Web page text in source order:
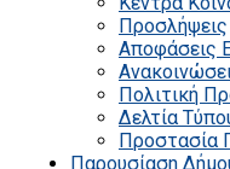
Προσλήψεις
Αποφάσεις
Πολιτική
Δελτία
Προστασία
Παρουσίαση